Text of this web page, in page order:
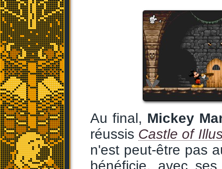
Au final, Mickey
réussis Castle of
n'est peut-être pas
bénéficie, avec